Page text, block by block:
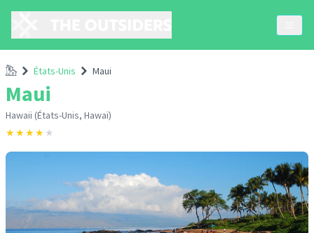
AccueilÉtats-Unis Maui
Maui
Hawaii (États-Unis, Hawaï)
★★★★ ★